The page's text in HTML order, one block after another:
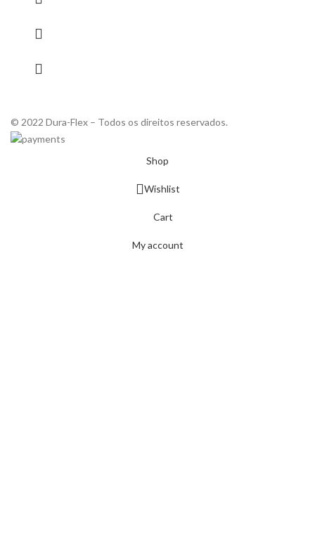
© 2022 Dura-Flex – Todos os direitos reservados.
Shop
Wishlist
Cart
My account